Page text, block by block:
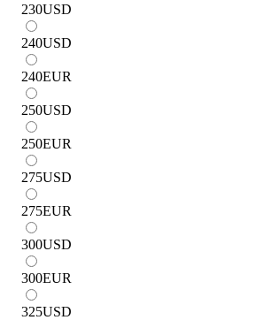
230USD
240USD
240EUR
250USD
250EUR
275USD
275EUR
300USD
300EUR
325USD